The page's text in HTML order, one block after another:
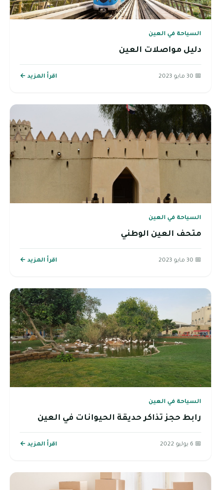
السياحة في العين
دليل مواصلات العين
📅 30 مايو 2023 اقرأ المزيد ←
السياحة في العين
متحف العين الوطني
📅 30 مايو 2023 اقرأ المزيد ←
السياحة في العين
رابط حجز تذاكر حديقة الحيوانات في العين
📅 6 يوليو 2022 اقرأ المزيد ←